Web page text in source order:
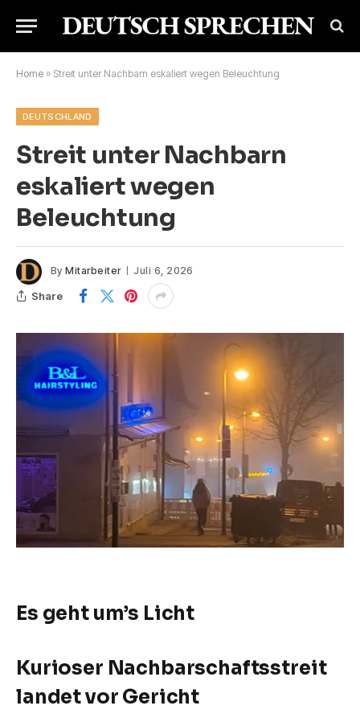
Home » Streit unter Nachbarn eskaliert wegen Beleuchtung
DEUTSCHLAND
Streit unter Nachbarn
eskaliert wegen
Beleuchtung
By Mitarbeiter Juli 6, 2026
Share
Es geht um’s Licht
Kurioser Nachbarschaftsstreit
landet vor Gericht